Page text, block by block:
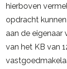
hierboven
opdracht
aan de eigenaar
van het KB van